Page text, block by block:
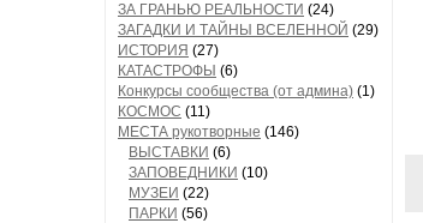
ЗА ГРАНЬЮ РЕАЛЬНОСТИ (24)
ЗАГАДКИ И ТАЙНЫ ВСЕЛЕННОЙ (29)
ИСТОРИЯ (27)
КАТАСТРОФЫ (6)
Конкурсы сообщества (от админа) (1)
КОСМОС (11)
МЕСТА рукотворные (146)
ВЫСТАВКИ (6)
ЗАПОВЕДНИКИ (10)
МУЗЕИ (22)
ПАРКИ (56)